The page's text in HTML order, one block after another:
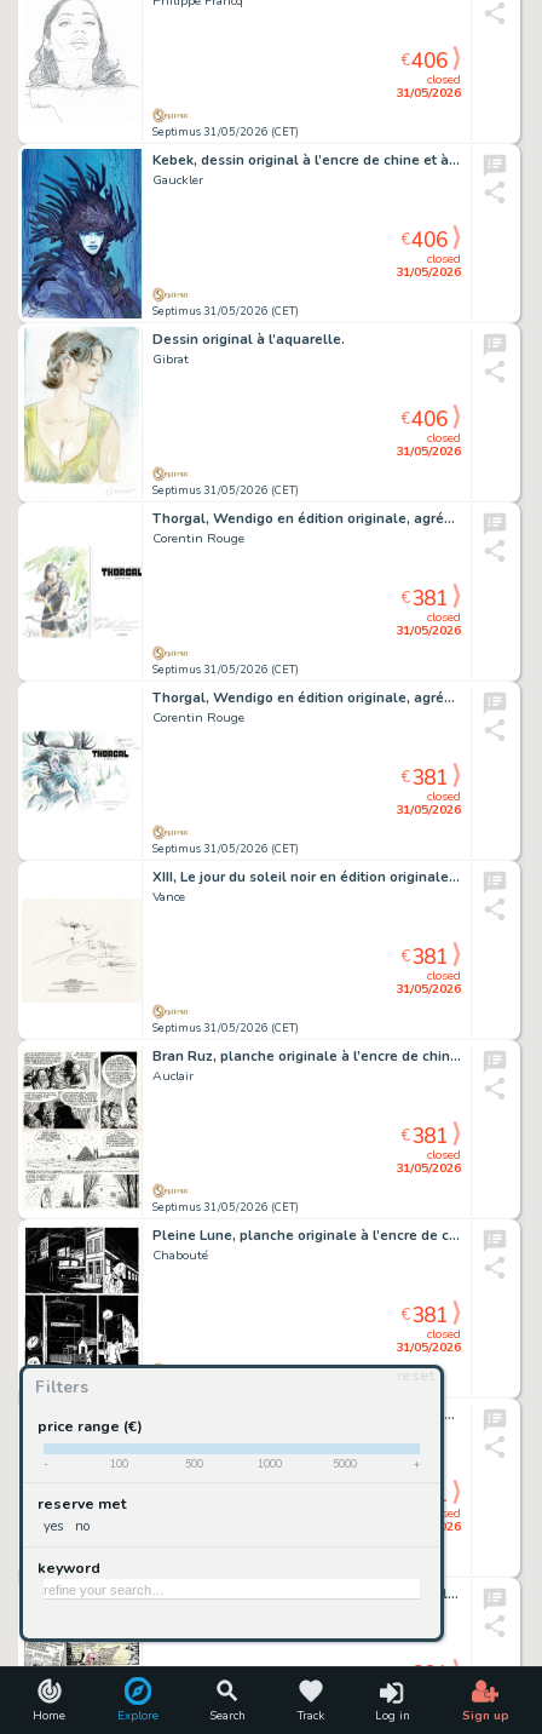
Home Explore Search Track Log in Sign up
Filters
reset
price range (€)
- 100 500 1000 5000 +
reserve met
yes no
keyword
Septimus 31/05/2026 (CET)
closed
31/05/2026
€406
Kebek, dessin original à l’encre de chine et à l’aquarelle.
Gauckler
Septimus 31/05/2026 (CET)
closed
31/05/2026
€406
Dessin original à l’aquarelle.
Gibrat
Septimus 31/05/2026 (CET)
closed
31/05/2026
€406
Thorgal, Wendigo en édition originale, agrémenté d’une dédicace. Proche de l’état neuf.
Corentin Rouge
Septimus 31/05/2026 (CET)
closed
31/05/2026
€381
Thorgal, Wendigo en édition originale, agrémenté d’une dédicace. Proche de l’état neuf.
Corentin Rouge
Septimus 31/05/2026 (CET)
closed
31/05/2026
€381
XIII, Le jour du soleil noir en édition originale, agrémenté d’une dédicace. Proche de l’état neuf.
Vance
Septimus 31/05/2026 (CET)
closed
31/05/2026
€381
Bran Ruz, planche originale à l’encre de chine pour cet album paru en 1981 chez Casterman.
Auclair
Septimus 31/05/2026 (CET)
closed
31/05/2026
€381
Pleine Lune, planche originale à l’encre de chine.
Chabouté
closed
31/05/2026
€381
Sorcières, planche originale à l’encre de chine.
closed
31/05/2026
381
Lait Entier, Sacrées vaches, planche originale à l’encre de chine et à l’aquarelle.
31/05/2026
€381